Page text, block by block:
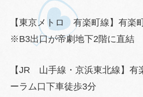
【東京メトロ 有楽町線】有楽
※B3出口が帝劇地下2階に直結
【JR 山手線・京浜東北線】
ーラム口下車徒歩3分